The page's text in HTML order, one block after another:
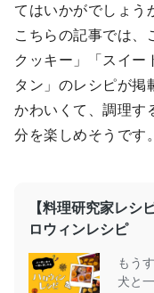
てはいかがでしょう
こちらの記事では、
クッキー」「スイー
タン」のレシピが掲
かわいくて、調理す
分を楽しめそうです